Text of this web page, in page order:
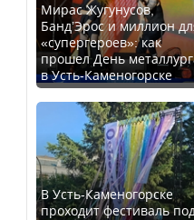
Будут ли представлены
интересы регионов в
Курултае?
Мирас Жугунусов,
Банд’Эрос и миллион
«супергероев»: как
прошел День
в Усть-Каменогорске
В Усть-Каменогорске
проходит фестиваль